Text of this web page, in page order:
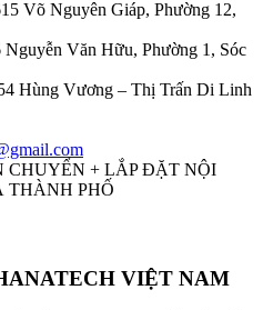
Võ Nguyên Giáp, Phường 12,
Nguyễn Văn Hữu, Phường 1, Sóc
Hùng Vương – Thị Trấn Di Linh
CHUYỂN + LẮP ĐẶT NỘI
THÀNH PHỐ
VIỆT NAM